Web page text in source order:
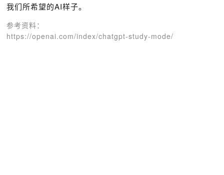
我们所希望的AI样子。
参考资料：
https://openai.com/index/chatgpt-study-mode/